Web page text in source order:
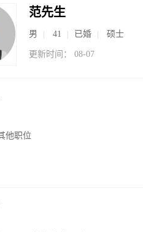
范先生
男 41 已婚 硕士
更新时间： 08-07
他职位